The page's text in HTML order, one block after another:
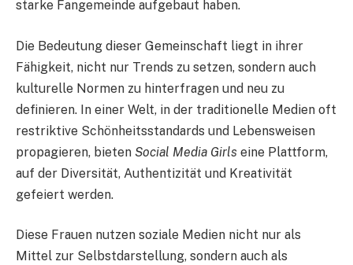
starke Fangemeinde aufgebaut haben.
Die Bedeutung dieser Gemeinschaft liegt in ihrer
Fähigkeit, nicht nur Trends zu setzen, sondern auch
kulturelle Normen zu hinterfragen und neu zu
definieren. In einer Welt, in der traditionelle Medien oft
restriktive Schönheitsstandards und Lebensweisen
propagieren, bieten Social Media Girls eine Plattform,
auf der Diversität, Authentizität und Kreativität
gefeiert werden.
Diese Frauen nutzen soziale Medien nicht nur als
Mittel zur Selbstdarstellung, sondern auch als